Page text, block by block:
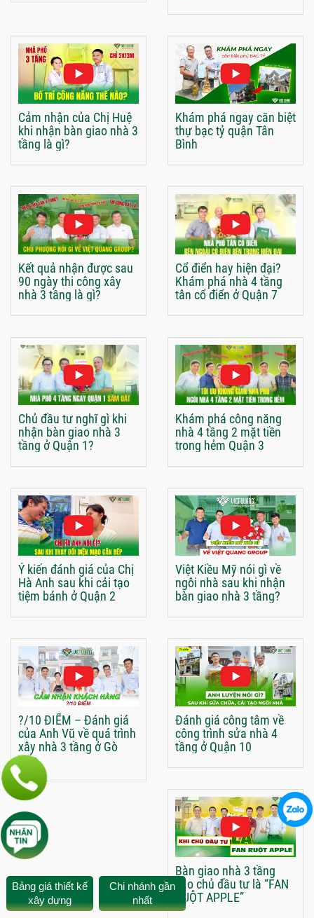
Cảm nhận của Chị Huệ
khi nhận bàn giao nhà 3
tầng là gì?
Khám phá ngay căn biệt
thự bạc tỷ quận Tân
Bình
Kết quả nhận được sau
90 ngày thi công xây
nhà 3 tầng là gì?
Cổ điển hay hiện đại?
Khám phá nhà 4 tầng
tân cổ điển ở Quận 7
Chủ đầu tư nghĩ gì khi
nhận bàn giao nhà 3
tầng ở Quận 1?
Khám phá công năng
nhà 4 tầng 2 mặt tiền
trong hẻm Quận 3
Ý kiến đánh giá của Chị
Hà Anh sau khi cải tạo
tiệm bánh ở Quận 2
Việt Kiều Mỹ nói gì về
ngôi nhà sau khi nhận
bàn giao nhà 3 tầng?
?/10 ĐIỂM – Đánh giá
của Anh Vũ về quá trình
xây nhà 3 tầng ở Gò
Vấp
Đánh giá công tâm về
công trình sửa nhà 4
tầng ở Quận 10
Bàn giao nhà 3 tầng
cho chủ đầu tư là “FAN
RUỘT APPLE”
Bảng giá thiết kế
xây dựng
Chi nhánh gần
nhất